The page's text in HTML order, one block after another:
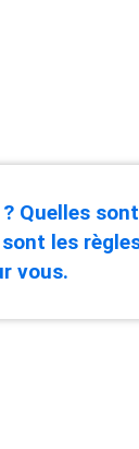
Quelles
les
vous.